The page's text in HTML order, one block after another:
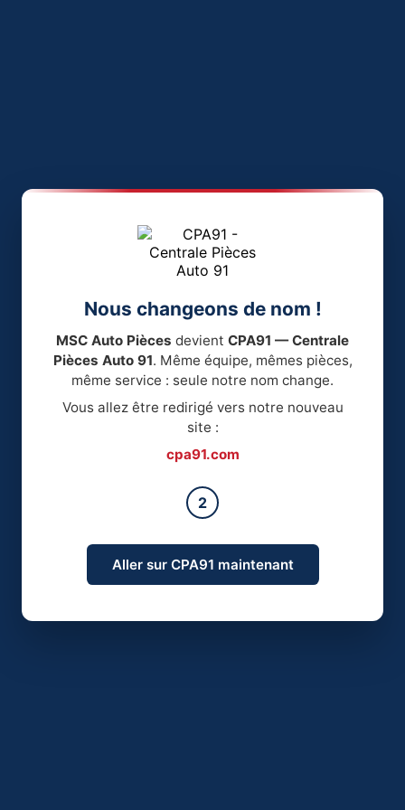
Nous changeons de nom !
MSC Auto Pièces devient CPA91 — Centrale
Pièces Auto 91. Même équipe, mêmes pièces,
même service : seule notre nom change.
Vous allez être redirigé vers notre nouveau
site :
cpa91.com
2
Aller sur CPA91 maintenant